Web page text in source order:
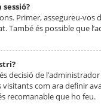
Primer, assegureu-
També és possible que
decisió de
com ara definir
recomanable que ho feu.